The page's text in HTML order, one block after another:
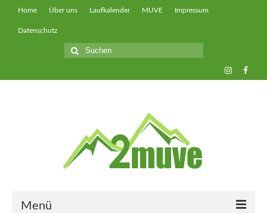
Home Über uns Laufkalender MUVE Impressum
Datenschutz
Suche
nach:
Menü